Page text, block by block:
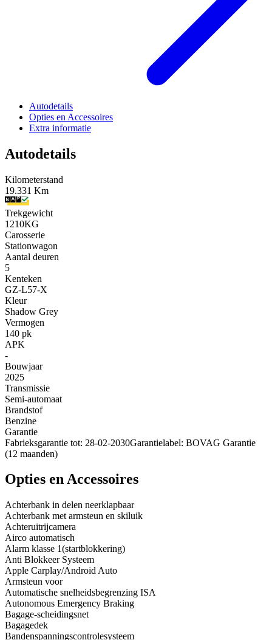
Autodetails
Opties en Accessoires
Extra informatie
Autodetails
Kilometerstand
19.331 Km
Trekgewicht
1210KG
Carosserie
Stationwagon
Aantal deuren
5
Kenteken
GZ-L57-X
Kleur
Shadow Grey
Vermogen
140 pk
APK
-
Bouwjaar
2025
Transmissie
Semi-automaat
Brandstof
Benzine
Garantie
Fabrieksgarantie tot: 28-02-2030Garantielabel: BOVAG Garantie
(12 maanden)
Opties en Accessoires
Achterbank in delen neerklapbaar
Achterbank met armsteun en skiluik
Achteruitrijcamera
Airco automatisch
Alarm klasse 1(startblokkering)
Anti Blokkeer Systeem
Apple Carplay/Android Auto
Armsteun voor
Automatische snelheidsbegrenzing ISA
Autonomous Emergency Braking
Bagage-scheidingsnet
Bagagedek
Bandenspanningscontrolesysteem